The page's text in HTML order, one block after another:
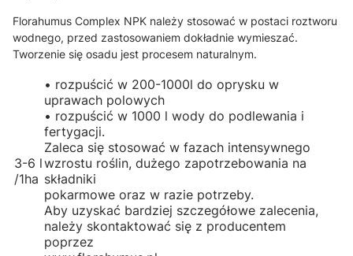
Florahumus Complex NPK należy stosować w postaci roztworu
wodnego, przed zastosowaniem dokładnie wymieszać.
Tworzenie się osadu jest procesem naturalnym.
3-6 l
/1ha
• rozpuścić w 200-1000l do oprysku w
uprawach polowych
• rozpuścić w 1000 l wody do podlewania i
fertygacji.
Zaleca się stosować w fazach intensywnego
wzrostu roślin, dużego zapotrzebowania na
składniki
pokarmowe oraz w razie potrzeby.
Aby uzyskać bardziej szczegółowe zalecenia,
należy skontaktować się z producentem
poprzez